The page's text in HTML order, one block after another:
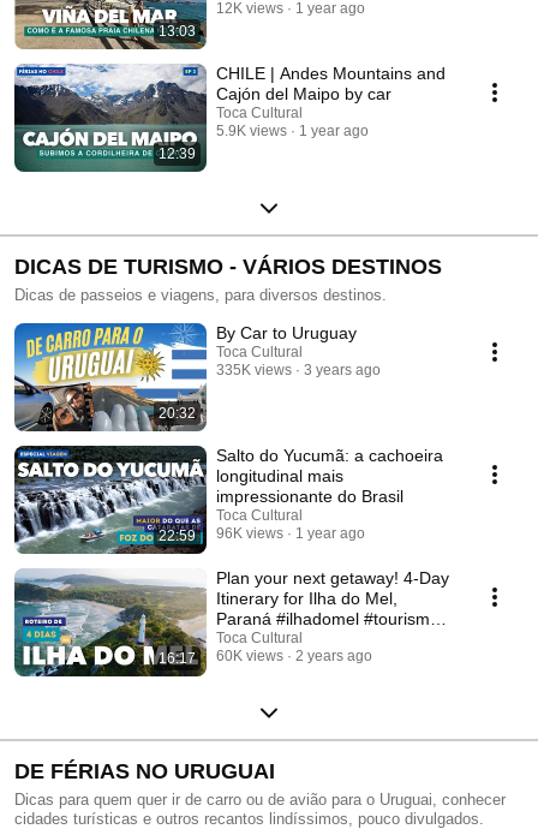
13:03
12K views 1 year ago
12:39
CHILE | Andes Mountains and
Cajón del Maipo by car
Toca Cultural
5.9K views
1 year ago
DICAS DE TURISMO - VÁRIOS DESTINOS
Dicas de passeios e viagens, para diversos destinos.
20:32
By Car to Uruguay
Toca Cultural
335K views
3 years ago
22:59
Salto do Yucumã: a cachoeira
longitudinal mais
impressionante do Brasil
Toca Cultural
96K views
1 year ago
16:17
Plan your next getaway! 4-Day
Itinerary for Ilha do Mel,
Paraná #ilhadomel #tourism
#coast
Toca Cultural
60K views
2 years ago
DE FÉRIAS NO URUGUAI
Dicas para quem quer ir de carro ou de avião para o Uruguai, conhecer
cidades turísticas e outros recantos lindíssimos, pouco divulgados.